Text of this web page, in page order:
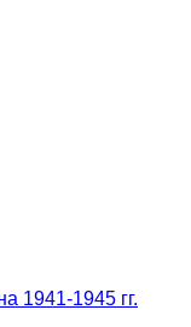
1941-1945 гг.